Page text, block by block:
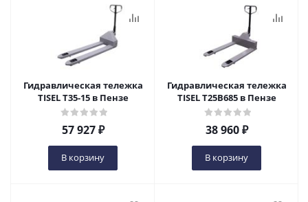
Гидравлическая тележка
TISEL T35-15 в Пензе
57 927₽
В корзину
Гидравлическая тележка
TISEL T25B685 в Пензе
38 960₽
В корзину